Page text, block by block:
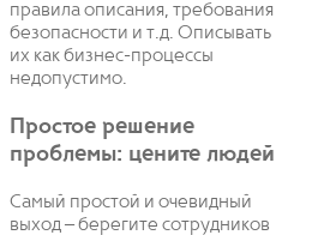
правила описания, требования
безопасности и т.д. Описывать
их как бизнес-процессы
недопустимо.
Простое решение
проблемы: цените людей
Самый простой и очевидный
выход – берегите сотрудников